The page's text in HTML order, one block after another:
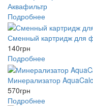
Аквафильтр
Подробнее
Сменный картридж для
140грн
Подробнее
Минерализатор
570грн
Подробнее